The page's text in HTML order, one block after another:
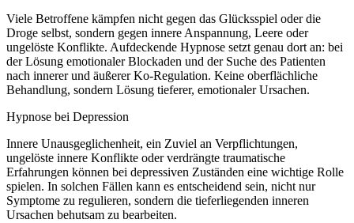
Viele Betroffene kämpfen nicht gegen das Glücksspiel oder die
Droge selbst, sondern gegen innere Anspannung, Leere oder
ungelöste Konflikte. Aufdeckende Hypnose setzt genau dort an: bei
der Lösung emotionaler Blockaden und der Suche des Patienten
nach innerer und äußerer Ko-Regulation. Keine oberflächliche
Behandlung, sondern Lösung tieferer, emotionaler Ursachen.
Hypnose bei Depression
Innere Unausgeglichenheit, ein Zuviel an Verpflichtungen,
ungelöste innere Konflikte oder verdrängte traumatische
Erfahrungen können bei depressiven Zuständen eine wichtige Rolle
spielen. In solchen Fällen kann es entscheidend sein, nicht nur
Symptome zu regulieren, sondern die tieferliegenden inneren
Ursachen behutsam zu bearbeiten.